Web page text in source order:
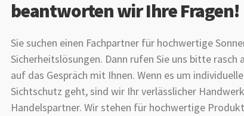
beantworten wir Ihre Fragen!
Sie suchen einen Fachpartner für hochwertige
Sicherheitslösungen. Dann rufen Sie uns bitte rasch
auf das Gespräch mit Ihnen. Wenn es um
Sichtschutz geht, sind wir Ihr verlässlicher
Handelspartner. Wir stehen für hochwertige